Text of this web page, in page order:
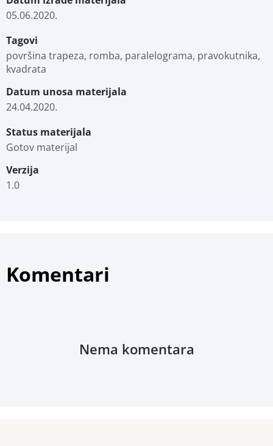
05.06.2020.
Tagovi
površina trapeza, romba, paralelograma, pravokutnika,
kvadrata
Datum unosa materijala
24.04.2020.
Status materijala
Gotov materijal
Verzija
1.0
Komentari
Nema komentara